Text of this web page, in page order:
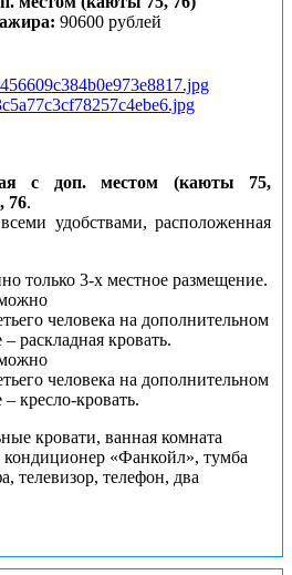
90600 рублей
с доп. местом (каюты 75,
76.
удобствами, расположенная
только 3-х местное размещение.
человека на дополнительном
раскладная кровать.
человека на дополнительном
кресло-кровать.
кровати, ванная комната
кондиционер «Фанкойл», тумба
телевизор, телефон, два